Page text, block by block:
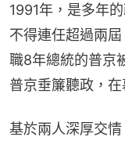
1991年，是多年
不得連任超過兩
職8年總統的普京
普京垂簾聽政，在
基於兩人深厚交